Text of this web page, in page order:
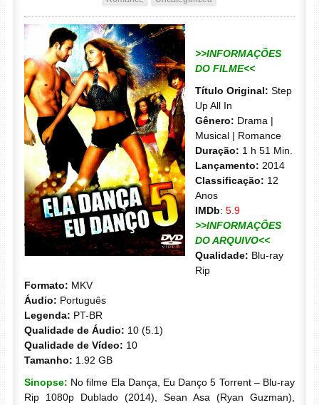
>>INFORMAÇÕES
DO FILME<<
Título Original: Step
Up All In
Gênero: Drama |
Musical | Romance
Duração: 1 h 51 Min.
Lançamento: 2014
Classificação: 12
Anos
IMDb: 5.9
>>INFORMAÇÕES
DO ARQUIVO<<
Qualidade: Blu-ray
Rip
Formato: MKV
Áudio: Português
Legenda: PT-BR
Qualidade de Áudio: 10 (5.1)
Qualidade de Vídeo: 10
Tamanho: 1.92 GB
Sinopse: No filme Ela Dança, Eu Danço 5 Torrent – Blu-ray
Rip 1080p Dublado (2014), Sean Asa (Ryan Guzman),